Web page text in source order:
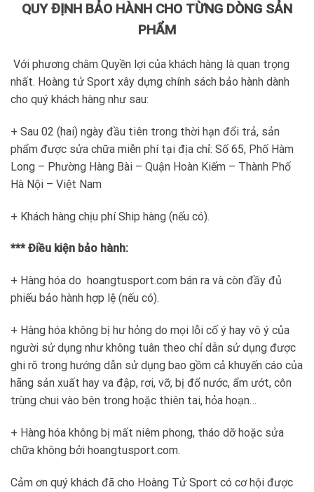
QUY ĐỊNH BẢO HÀNH CHO TỪNG DÒNG SẢN
PHẨM
Với phương châm Quyền lợi của khách hàng là quan trọng
nhất. Hoàng tử Sport xây dựng chính sách bảo hành dành
cho quý khách hàng như sau:
+ Sau 02 (hai) ngày đầu tiên trong thời hạn đổi trả, sản
phẩm được sửa chữa miễn phí tại địa chỉ: Số 65, Phố Hàm
Long – Phường Hàng Bài – Quận Hoàn Kiếm – Thành Phố
Hà Nội – Việt Nam
+ Khách hàng chịu phí Ship hàng (nếu có).
*** Điều kiện bảo hành:
+ Hàng hóa do hoangtusport.com bán ra và còn đầy đủ
phiếu bảo hành hợp lệ (nếu có).
+ Hàng hóa không bị hư hỏng do mọi lỗi cố ý hay vô ý của
người sử dụng như không tuân theo chỉ dẫn sử dụng được
ghi rõ trong hướng dẫn sử dụng bao gồm cả khuyến cáo của
hãng sản xuất hay va đập, rơi, vỡ, bị đổ nước, ẩm ướt, côn
trùng chui vào bên trong hoặc thiên tai, hỏa hoạn…
+ Hàng hóa không bị mất niêm phong, tháo dỡ hoặc sửa
chữa không bởi hoangtusport.com.
Cảm ơn quý khách đã cho Hoàng Tử Sport có cơ hội được